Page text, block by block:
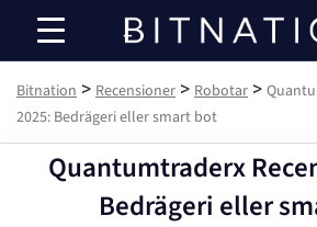
Bitnation
Bitnation > Recensioner > Robotar >
2025: Bedrägeri eller smart bot
Quantumtraderx
Bedrägeri eller